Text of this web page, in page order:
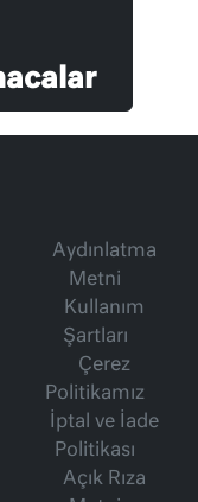
Aydınlatma
Metni
Kullanım
Şartları
Çerez
Politikamız
İptal ve İade
Politikası
Açık Rıza